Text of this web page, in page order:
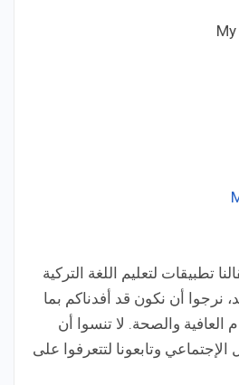
تطبيقات لتعليم اللغة التركية
نرجوا أن نكون قد أفدناكم بما
العافية والصحة. لا تنسوا أن
الإجتماعي وتابعونا لتتعرفوا على